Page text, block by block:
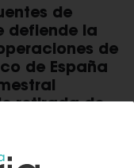
de
defiende la
de
de España
retirada de